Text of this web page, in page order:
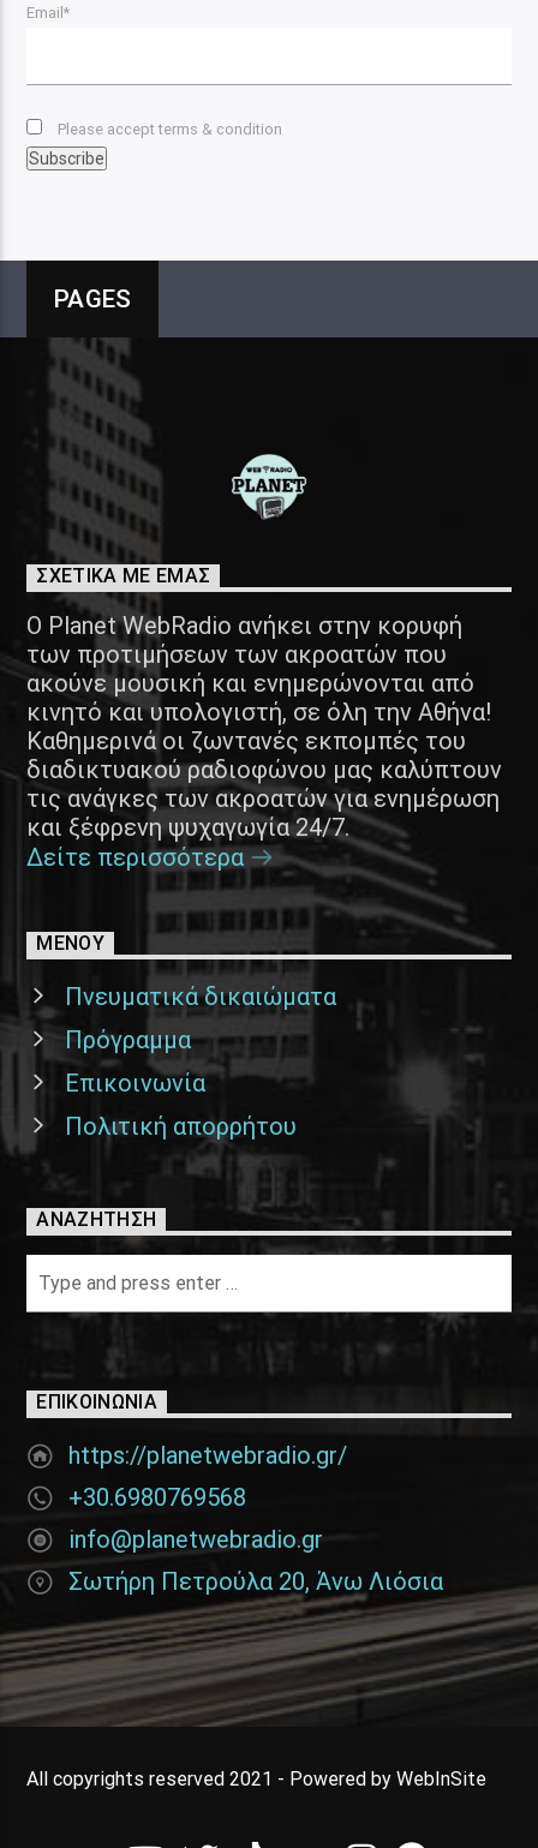
Email*
Please accept terms & condition
PAGES
ΣΧΕΤΙΚΑ ΜΕ ΕΜΑΣ
Ο Planet WebRadio ανήκει στην κορυφή
των προτιμήσεων των ακροατών που
ακούνε μουσική και ενημερώνονται από
κινητό και υπολογιστή, σε όλη την Αθήνα!
Καθημερινά οι ζωντανές εκπομπές του
διαδικτυακού ραδιοφώνου μας καλύπτουν
τις ανάγκες των ακροατών για ενημέρωση
και ξέφρενη ψυχαγωγία 24/7.
Δείτε περισσότερα
ΜΕΝΟΥ
Πνευματικά δικαιώματα
Πρόγραμμα
Επικοινωνία
Πολιτική απορρήτου
ΑΝΑΖΉΤΗΣΗ
ΕΠΙΚΟΙΝΩΝΊΑ
https://planetwebradio.gr/
+30.6980769568
info@planetwebradio.gr
Σωτήρη Πετρούλα 20, Άνω Λιόσια
All copyrights reserved 2021 - Powered by WebInSite